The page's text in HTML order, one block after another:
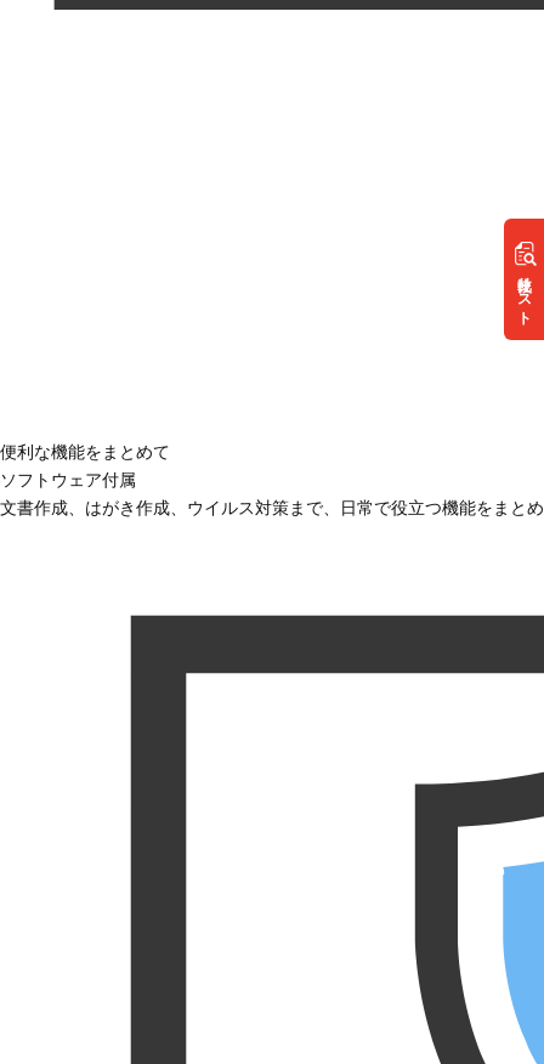
リスト
便利な機能をまとめて
ソフトウェア付属
文書作成、はがき作成、ウイルス対策まで、日常で役立つ機能をまと